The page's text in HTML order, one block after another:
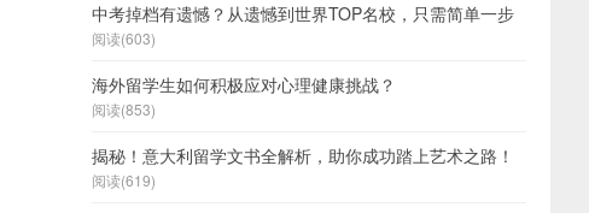
中考掉档有遗憾？从遗憾到世界TOP名校，只需简单一步
阅读(603)
海外留学生如何积极应对心理健康挑战？
阅读(853)
揭秘！意大利留学文书全解析，助你成功踏上艺术之路！
阅读(619)